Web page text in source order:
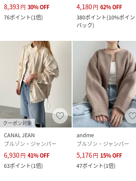
8,393円 30%OFF
76ポイント(1倍)
4,180円 62%OFF
380ポイント(10%ポイン
バック)
クーポン対象
CANAL JEAN
ブルゾン・ジャンパー
6,930円 41%OFF
63ポイント(1倍)
andme
ブルゾン・ジャンパー
5,176円 15%OFF
47ポイント(1倍)